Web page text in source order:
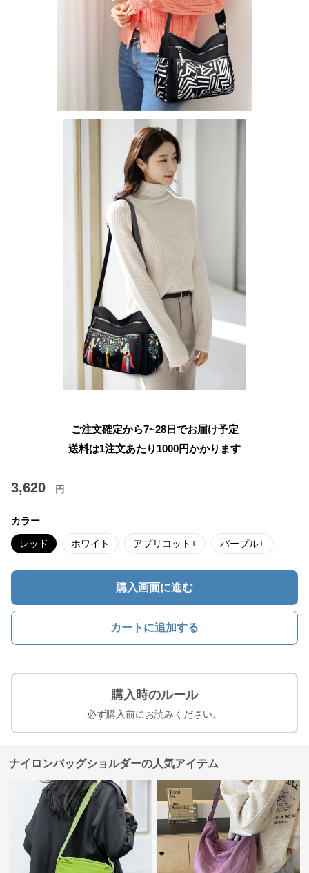
ご注文確定から7~28日でお届け予定
送料は1注文あたり 1000円かかります
3,620 円
カラー
レッド ホワイト アプリコット+ パープル+
購入画面に進む
カートに追加する
購入時のルール
必ず購入前にお読みください。
ナイロンバッグショルダーの人気アイテム